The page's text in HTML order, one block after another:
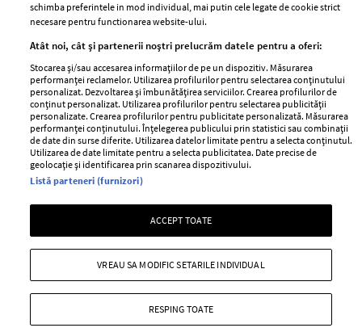
GSP
Unica
Baby
Retete
femei
Viva
Avantaje
Retete practice
Pariază responsabil! Decizia ONJN nr. 821/25.09.2025.
Jocurile de noroc sunt interzise minorilor.
Copyright © 2026 Ringier Romania SRL
schimba preferintele in mod individual, mai putin cele legate de cookie strict
necesare pentru functionarea website-ului.
Atât noi, cât și partenerii noștri prelucrăm datele pentru a oferi:
Stocarea și/sau accesarea informațiilor de pe un dispozitiv. Măsurarea
performanței reclamelor. Utilizarea profilurilor pentru selectarea conținutului
personalizat. Dezvoltarea și îmbunătățirea serviciilor. Crearea profilurilor de
conținut personalizat. Utilizarea profilurilor pentru selectarea publicității
personalizate. Crearea profilurilor pentru publicitate personalizată. Măsurarea
performanței conținutului. Înțelegerea publicului prin statistici sau combinații
de date din surse diferite. Utilizarea datelor limitate pentru a selecta conținutul.
Utilizarea de date limitate pentru a selecta publicitatea. Date precise de
geolocație și identificarea prin scanarea dispozitivului.
Listă parteneri (furnizori)
ACCEPT TOATE
RESPING TOATE
VREAU SA MODIFIC SETARILE INDIVIDUAL